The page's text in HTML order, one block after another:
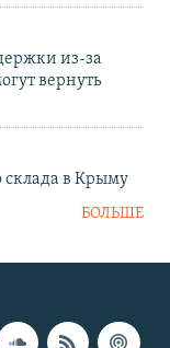
из-за
вернуть
склада в Крыму
БОЛЬШЕ